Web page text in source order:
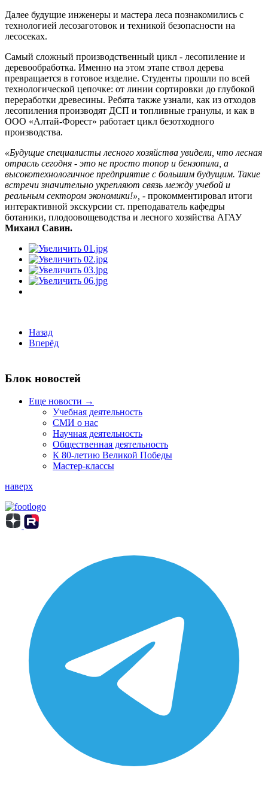
Далее будущие инженеры и мастера леса познакомились с
технологией лесозаготовок и техникой безопасности на
лесосеках.
Самый сложный производственный цикл - лесопиление и
деревообработка. Именно на этом этапе ствол дерева
превращается в готовое изделие. Студенты прошли по всей
технологической цепочке: от линии сортировки до глубокой
переработки древесины. Ребята также узнали, как из отходов
лесопиления производят ДСП и топливные гранулы, и как в
ООО «Алтай-Форест» работает цикл безотходного
производства.
«Будущие специалисты лесного хозяйства увидели, что лесная
отрасль сегодня - это не просто топор и бензопила, а
высокотехнологичное предприятие с большим будущим. Такие
встречи значительно укрепляют связь между учебой и
реальным сектором экономики!», - прокомментировал итоги
интерактивной экскурсии ст. преподаватель кафедры
ботаники, плодоовощеводства и лесного хозяйства АГАУ
Михаил Савин.
Назад
Вперёд
Блок новостей
Еще новости →
Учебная деятельность
СМИ о нас
Научная деятельность
Общественная деятельность
К 80-летию Великой Победы
Мастер-классы
наверх